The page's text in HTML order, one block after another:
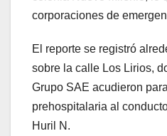
corporaciones de
El reporte se registró
sobre la calle Los Lirios,
Grupo SAE acudieron
prehospitalaria al
Huril N.